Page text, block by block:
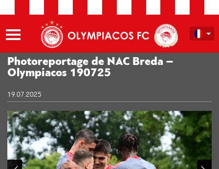
Photoreportage de NAC Breda –
Olympiacos 190725
19.07.2025